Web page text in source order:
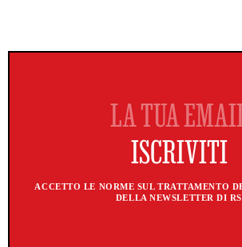
ACCETTO LE NORME SUL TRATTAMENTO
DELLA NEWSLETTER DI RS